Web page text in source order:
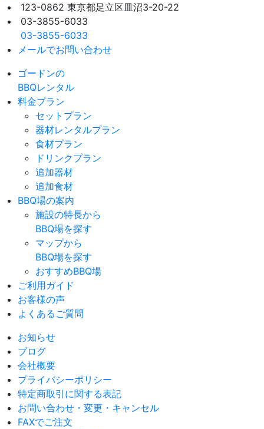
123-0862 東京都足立区皿沼3-20-22
03-3855-6033
03-3855-6033
メールでお問い合わせ
ゴードンの
BBQレンタル
料金プラン
セットプラン
器材レンタルプラン
食材プラン
ドリンクプラン
追加器材
追加食材
BBQ場の案内
施設の特長から
BBQ場を探す
マップから
BBQ場を探す
おすすめBBQ場
ご利用ガイド
お客様の声
よくあるご質問
お知らせ
ブログ
会社概要
プライバシーポリシー
特定商取引に関する表記
お問い合わせ・変更・キャンセル
FAXでご注文